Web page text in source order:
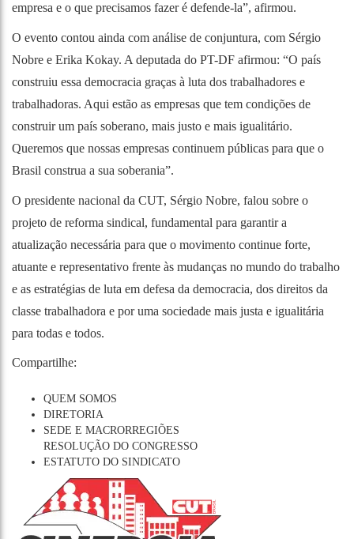
empresa e o que precisamos fazer é defende-la”, afirmou.
O evento contou ainda com análise de conjuntura, com Sérgio
Nobre e Erika Kokay. A deputada do PT-DF afirmou: “O país
construiu essa democracia graças à luta dos trabalhadores e
trabalhadoras. Aqui estão as empresas que tem condições de
construir um país soberano, mais justo e mais igualitário.
Queremos que nossas empresas continuem públicas para que o
Brasil construa a sua soberania”.
O presidente nacional da CUT, Sérgio Nobre, falou sobre o
projeto de reforma sindical, fundamental para garantir a
atualização necessária para que o movimento continue forte,
atuante e representativo frente às mudanças no mundo do trabalho
e as estratégias de luta em defesa da democracia, dos direitos da
classe trabalhadora e por uma sociedade mais justa e igualitária
para todas e todos.
Compartilhe:
QUEM SOMOS
DIRETORIA
SEDE E MACRORREGIÕES
RESOLUÇÃO DO CONGRESSO
ESTATUTO DO SINDICATO